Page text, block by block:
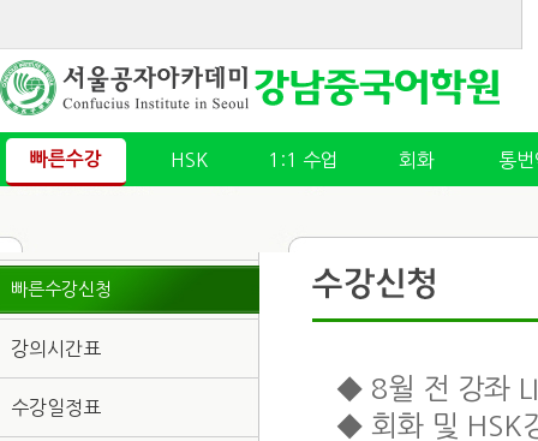
빠른수강 HSK 1:1 수업 회화 통번
빠른수강신청
강의시간표
수강일정표
◆ 8월 전 강좌
◆ 회화 및 HSK